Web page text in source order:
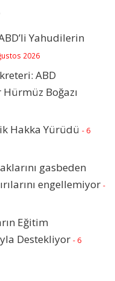
Yahudilerin
2026
ABD
Boğazı
Hakka Yürüdü - 6
gasbeden
engellemiyor -
Eğitim
Destekliyor - 6